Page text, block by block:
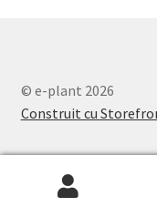
© e-plant 2026
Construit cu